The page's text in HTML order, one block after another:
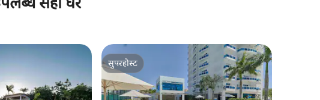
सुपरहोस्ट
सुपरहोस्ट